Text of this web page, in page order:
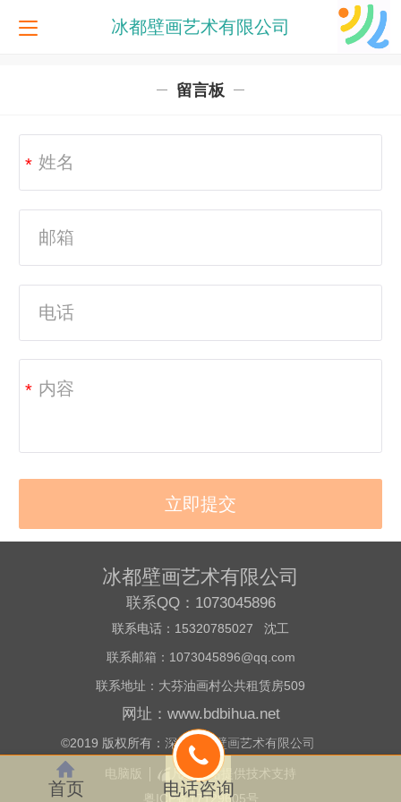
冰都壁画艺术有限公司
留言板
*
*
冰都壁画艺术有限公司
联系QQ：1073045896
联系电话：15320785027 沈工
联系邮箱：1073045896@qq.com
联系地址：大芬油画村公共租赁房509
网址：www.bdbihua.net
©2019 版权所有： 深圳冰都壁画艺术有限公司
电脑版
凡科建站提供技术支持
粤ICP备17129605号
首页 电话咨询